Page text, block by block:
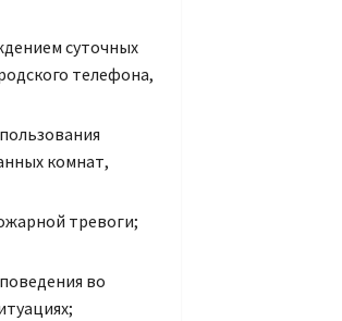
суточных
телефона,
комнат,
тревоги;
во